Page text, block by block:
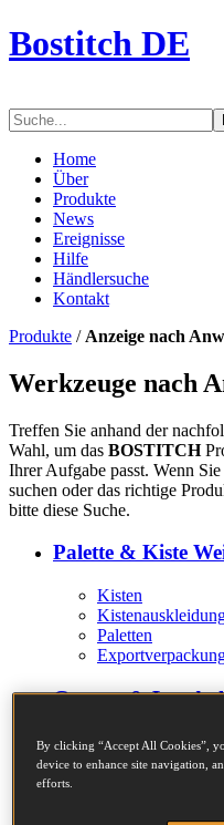
Bostitch DE
Home
Über
Produkte
News
Ereignisse
Hilfe
Händlersuche
Kontakt
Produkte / Anzeige nach
Werkzeuge nach
Treffen Sie anhand der
Wahl, um das BOSTITCH
Ihrer Aufgabe passt. Wenn
suchen oder das richtige
bitte diese Suche.
Palette & Kiste
Kisten
Paletten
Garten- &
Wire Fencing
Schuppen
By clicking “Accept All Cookies”,
device to enhance site navigation,
efforts.